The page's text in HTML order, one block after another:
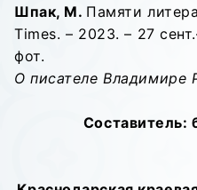
Шпак, М. Памяти
Times. – 2023. – 27
фот.
О писателе Владимире
Составитель: